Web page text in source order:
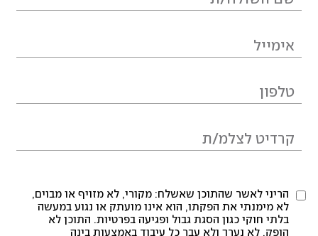
הריני לאשר שהתוכן שאשלח: מקורי, לא מזויף או מבוים,
לא מימנתי את הפקתו, הוא אינו מועתק או נגוע במעשה
בלתי חוקי כגון הסגת גבול ופגיעה בפרטיות. התוכן לא
הופק, לא נערך ולא עבר כל עיבוד באמצעות בינה